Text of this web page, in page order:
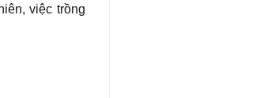
việc trồng